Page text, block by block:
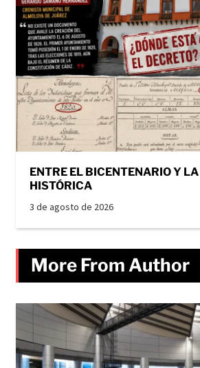
ENTRE EL BICENTENARIO Y
HISTÓRICA
3 de agosto de 2026
More From Author